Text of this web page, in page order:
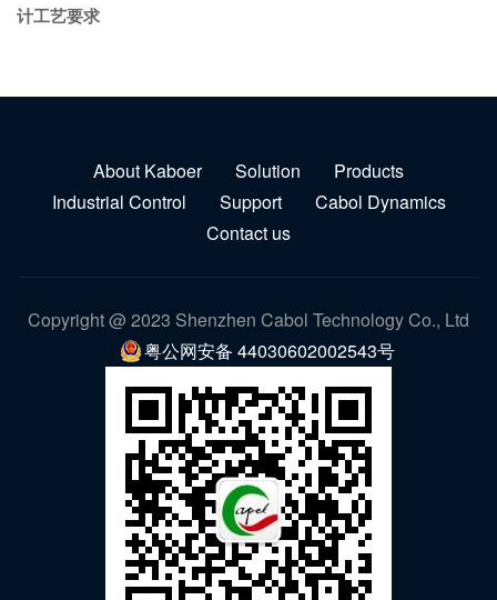
计工艺要求
About Kaboer Solution
Products
Industrial Control
Support
Cabol Dynamics
Contact us
Copyright @ 2023 Shenzhen Cabol Technology Co., Ltd
粤公网安备 44030602002543号